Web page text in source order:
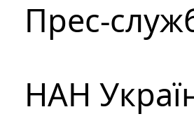
Прес-
НАН